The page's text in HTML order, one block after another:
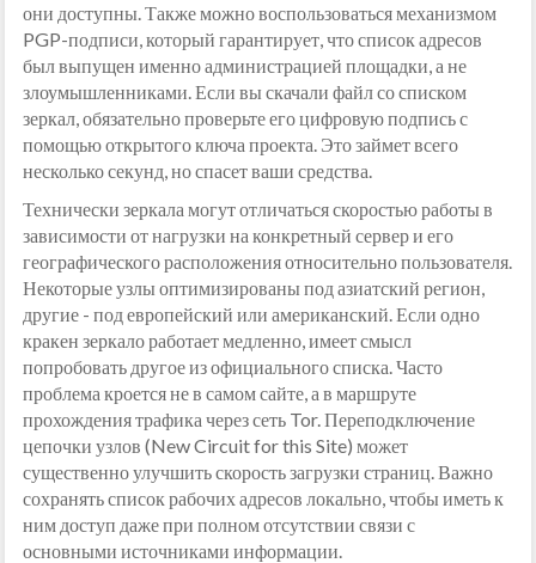
они доступны. Также можно воспользоваться механизмом
PGP-подписи, который гарантирует, что список адресов
был выпущен именно администрацией площадки, а не
злоумышленниками. Если вы скачали файл со списком
зеркал, обязательно проверьте его цифровую подпись с
помощью открытого ключа проекта. Это займет всего
несколько секунд, но спасет ваши средства.
Технически зеркала могут отличаться скоростью работы в
зависимости от нагрузки на конкретный сервер и его
географического расположения относительно пользователя.
Некоторые узлы оптимизированы под азиатский регион,
другие - под европейский или американский. Если одно
кракен зеркало работает медленно, имеет смысл
попробовать другое из официального списка. Часто
проблема кроется не в самом сайте, а в маршруте
прохождения трафика через сеть Tor. Переподключение
цепочки узлов (New Circuit for this Site) может
существенно улучшить скорость загрузки страниц. Важно
сохранять список рабочих адресов локально, чтобы иметь к
ним доступ даже при полном отсутствии связи с
основными источниками информации.